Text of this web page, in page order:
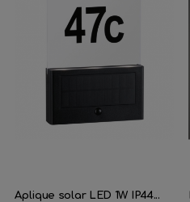
Aplique solar LED 1W IP44...